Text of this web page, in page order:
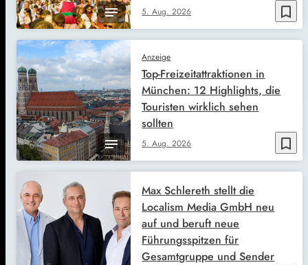
bookmark_border
5. Aug. 2026
bookmark_border
Anzeige
5. Aug. 2026
Top-Freizeitattraktionen in
München: 12 Highlights, die
Touristen wirklich sehen
sollten
Max Schlereth stellt die
Localism Media GmbH neu
auf und beruft neue
Führungsspitzen für
Gesamtgruppe und Sender